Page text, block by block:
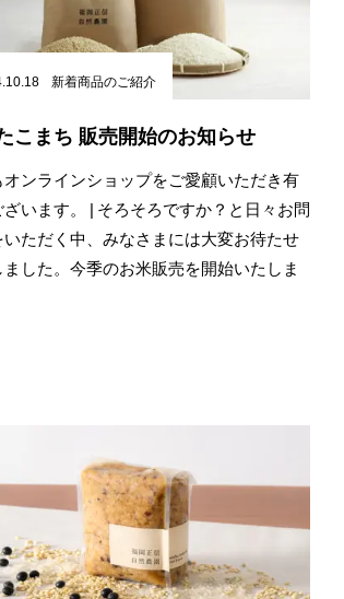
新着商品のご紹介
こまち 販売開始のお知らせ
オンラインショップをご愛顧いただき有
います。 | そろそろですか？と日々お問
ただく中、みなさまには大変お待たせ
した。今季のお米販売を開始いたしま